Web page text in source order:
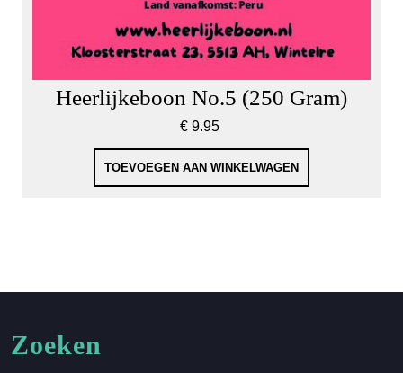
Heerlijkeboon No.5 (250 Gram)
€9.95
TOEVOEGEN AAN WINKELWAGEN
Zoeken